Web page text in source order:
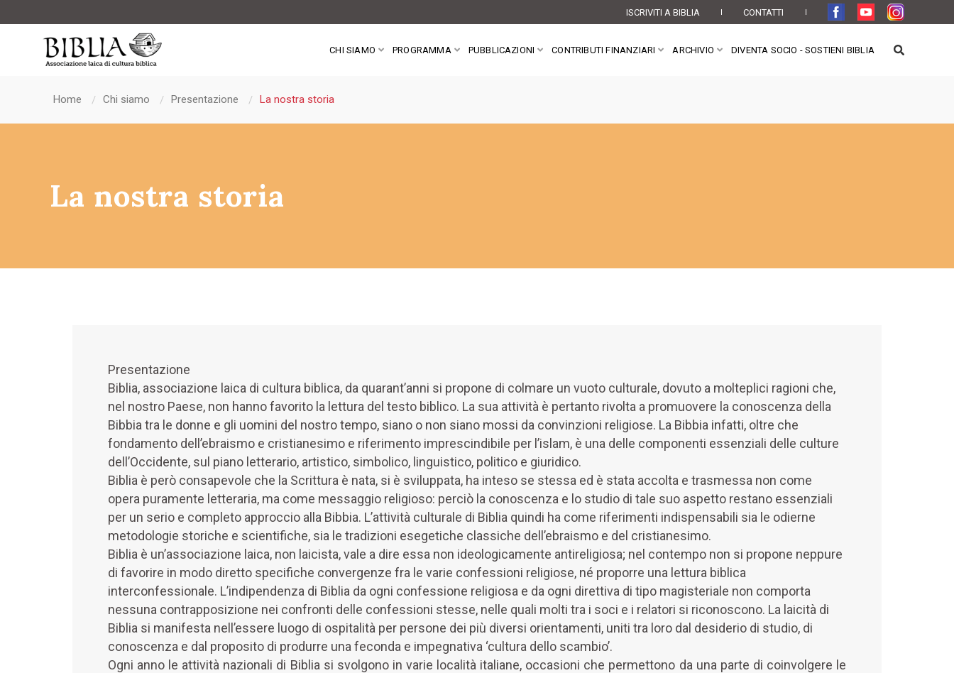
ISCRIVITI A BIBLIA CONTATTI
CHI SIAMO PROGRAMMA PUBBLICAZIONI CONTRIBUTI FINANZIARI ARCHIVIO DIVENTA SOCIO - SOSTIENI BIBLIA
Home Chi siamo Presentazione La nostra storia
La nostra storia
Presentazione
Biblia, associazione laica di cultura biblica, da quarant’anni si propone di colmare un vuoto culturale, dovuto a molteplici ragioni che,
nel nostro Paese, non hanno favorito la lettura del testo biblico. La sua attività è pertanto rivolta a promuovere la conoscenza della
Bibbia tra le donne e gli uomini del nostro tempo, siano o non siano mossi da convinzioni religiose. La Bibbia infatti, oltre che
fondamento dell’ebraismo e cristianesimo e riferimento imprescindibile per l’islam, è una delle componenti essenziali delle culture
dell’Occidente, sul piano letterario, artistico, simbolico, linguistico, politico e giuridico.
Biblia è però consapevole che la Scrittura è nata, si è sviluppata, ha inteso se stessa ed è stata accolta e trasmessa non come
opera puramente letteraria, ma come messaggio religioso: perciò la conoscenza e lo studio di tale suo aspetto restano essenziali
per un serio e completo approccio alla Bibbia. L’attività culturale di Biblia quindi ha come riferimenti indispensabili sia le odierne
metodologie storiche e scientifiche, sia le tradizioni esegetiche classiche dell’ebraismo e del cristianesimo.
Biblia è un’associazione laica, non laicista, vale a dire essa non ideologicamente antireligiosa; nel contempo non si propone neppure
di favorire in modo diretto specifiche convergenze fra le varie confessioni religiose, né proporre una lettura biblica
interconfessionale. L’indipendenza di Biblia da ogni confessione religiosa e da ogni direttiva di tipo magisteriale non comporta
nessuna contrapposizione nei confronti delle confessioni stesse, nelle quali molti tra i soci e i relatori si riconoscono. La laicità di
Biblia si manifesta nell’essere luogo di ospitalità per persone dei più diversi orientamenti, uniti tra loro dal desiderio di studio, di
conoscenza e dal proposito di produrre una feconda e impegnativa ‘cultura dello scambio’.
Ogni anno le attività nazionali di Biblia si svolgono in varie località italiane, occasioni che permettono da una parte di coinvolgere le